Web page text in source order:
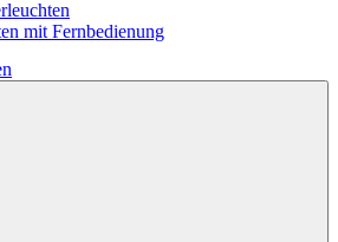
mit Fernbedienung